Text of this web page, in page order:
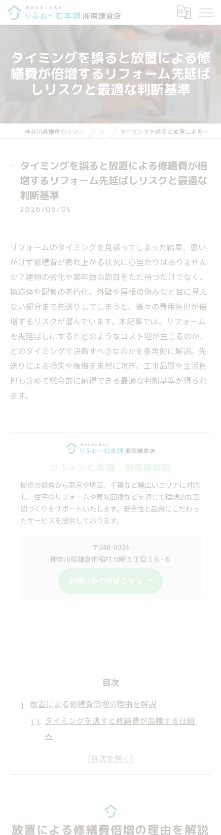
タイミングを誤ると放置による修
繕費が倍増するリフォーム先延ば
しリスクと最適な判断基準
神奈川県鎌倉のリフォームならりふぉ～む本舗 湘南鎌倉店 コラム タイミングを誤ると放置による修繕費が倍増するリフォーム先延ばしリスクと最適な判断基準
タイミングを誤ると放置による修繕費が倍
増するリフォーム先延ばしリスクと最適な
判断基準
2026/06/05
リフォームのタイミングを見誤ってしまった結果、思い
がけず修繕費が膨れ上がる状況に心当たりはありません
か？建物の劣化や築年数の節目をただ待つだけでなく、
構造体や配管の老朽化、外壁や屋根の傷みなど目に見え
ない部分まで先送りしてしまうと、後々の費用負担が倍
増するリスクが潜んでいます。本記事では、リフォーム
を先延ばしにするとどのようなコスト増が生じるのか、
どのタイミングで決断すべきなのかを多角的に解説。先
送りによる損失や後悔を未然に防ぎ、工事品質や生活負
担も含めて総合的に納得できる最適な判断基準が得られ
ます。
りふぉ～む本舗 湘南鎌倉店
拠点の鎌倉から東京や埼玉、千葉など幅広いエリアに対応
し、住宅のリフォームや原状回復などを通じて理想的な空
間づくりをサポートいたします。安全性と品質にこだわっ
たサービスを提供しております。
〒248-0024
神奈川県鎌倉市稲村ガ崎５丁目３６−６
お問い合わせはこちら
目次
放置による修繕費倍増の理由を解説
タイミングを逃すと修繕費が高騰する仕組
み
放置がリフォーム費用を押し上げる理由と
タイミング次第で修繕負担が大きく変わる
現実
放置による修繕費倍増の理由を解説